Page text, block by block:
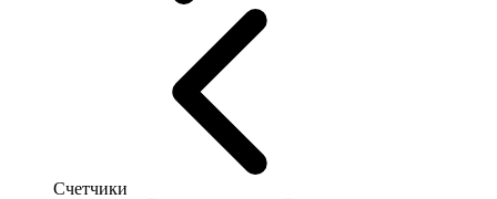
Счетчики